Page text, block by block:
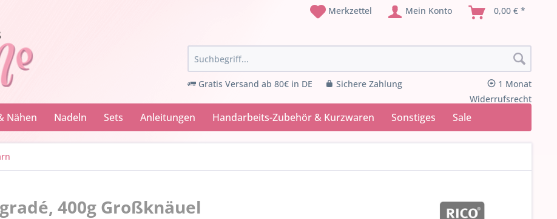
Merkzettel Mein Konto 0,00 € *
Gratis Versand ab 80€ in DE Sichere Zahlung
1 Monat
Widerrufsrecht
Nähen Nadeln Sets Anleitungen Handarbeits-Zubehör & Kurzwaren Sonstiges Sale
400g Großknäuel